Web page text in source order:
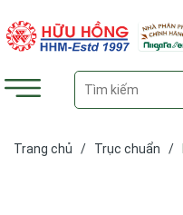
Trang chủ / Trục chuẩn /